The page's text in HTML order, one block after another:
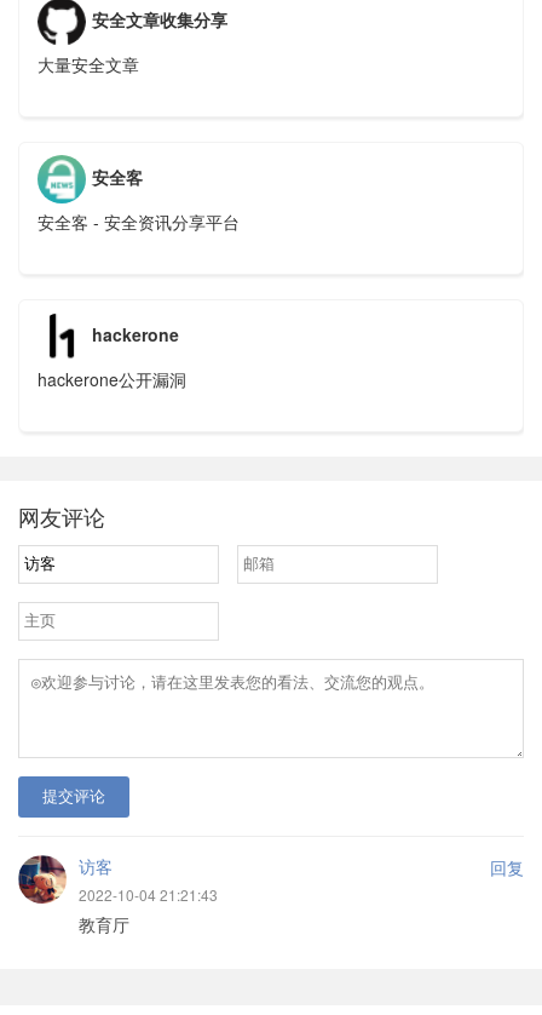
安全文章收集分享
大量安全文章
安全客
安全客 - 安全资讯分享平台
hackerone
hackerone公开漏洞
网友评论
提交评论
访客 回复
2022-10-04 21:21:43
教育厅